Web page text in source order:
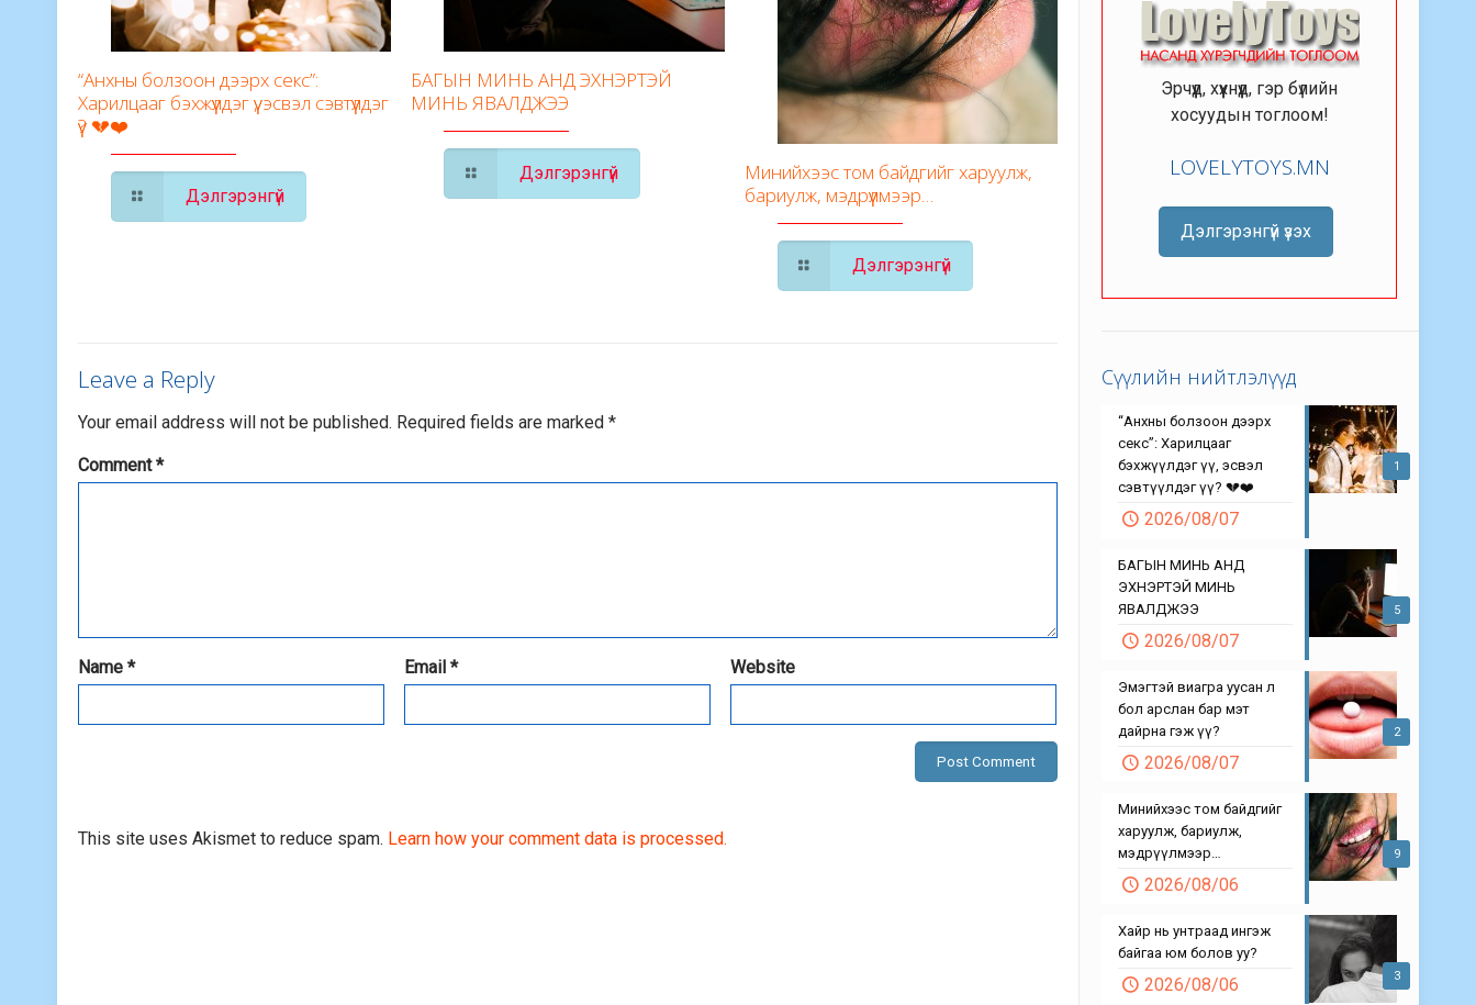
“Анхны болзоон дээрх секс”:
Харилцааг бэхжүүлдэг үү, эсвэл сэвтүүлдэг
үү? 💔❤️
Дэлгэрэнгүй
БАГЫН МИНЬ АНД ЭХНЭРТЭЙ
МИНЬ ЯВАЛДЖЭЭ
Дэлгэрэнгүй
Минийхээс том байдгийг харуулж,
бариулж, мэдрүүлмээр…
Дэлгэрэнгүй
Leave a Reply
Your email address will not be published. Required fields are marked*
Comment*
Name* Email* Website
This site uses Akismet to reduce spam. Learn how your comment data is processed.
Эрчүүд, хүүхнүүд, гэр бүлийн
хосуудын тоглоом!
LOVELYTOYS.MN
Дэлгэрэнгүй үзэх
Сүүлийн нийтлэлүүд
1
“Анхны болзоон дээрх
секс”: Харилцааг
бэхжүүлдэг үү, эсвэл
сэвтүүлдэг үү? 💔❤️
2026/08/07
5
БАГЫН МИНЬ АНД
ЭХНЭРТЭЙ МИНЬ
ЯВАЛДЖЭЭ
2026/08/07
2
Эмэгтэй виагра уусан л
бол арслан бар мэт
дайрна гэж үү?
2026/08/07
9
Минийхээс том байдгийг
харуулж, бариулж,
мэдрүүлмээр…
2026/08/06
3
Хайр нь унтраад ингэж
байгаа юм болов уу?
2026/08/06